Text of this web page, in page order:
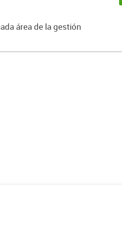
área de la gestión